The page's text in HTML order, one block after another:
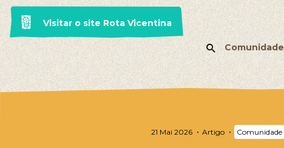
Visitar o site Rota Vicentina
Comunidade
21 Mai 2026 Artigo Comunidade